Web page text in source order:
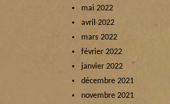
mai 2022
avril 2022
mars 2022
février 2022
janvier 2022
décembre 2021
novembre 2021